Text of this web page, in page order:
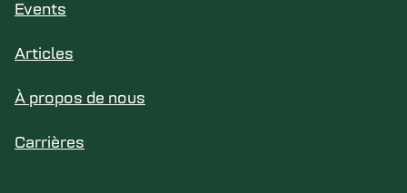
Events
Articles
À propos de nous
Carrières